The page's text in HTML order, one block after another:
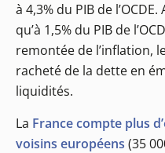
à 4,3% du PIB de
qu’à 1,5% du PIB de
remontée de l’inflation,
racheté de la dette en
liquidités.
La France compte plus
voisins européens (35